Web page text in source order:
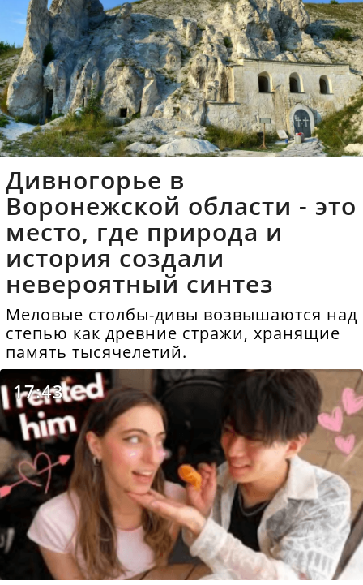
Дивногорье в
Воронежской области - это
место, где природа и
история создали
невероятный синтез
Меловые столбы-дивы возвышаются над
степью как древние стражи, хранящие
память тысячелетий.
17:43